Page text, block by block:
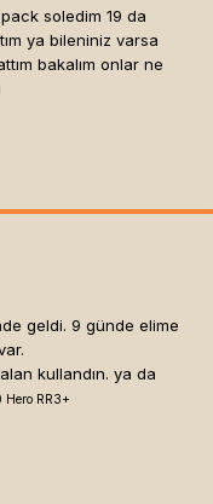
soledim 19 da
ya bileniniz varsa
bakalım onlar ne
geldi. 9 günde elime
kullandın. ya da
RR3+